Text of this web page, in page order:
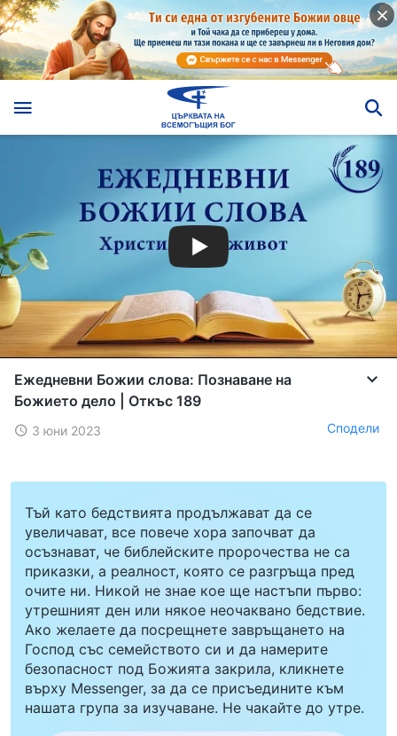
Ежедневни Божии слова: Познаване на
Божието дело | Откъс 189
3 юни 2023 Сподели
Тъй като бедствията продължават да се
увеличават, все повече хора започват да
осъзнават, че библейските пророчества не са
приказки, а реалност, която се разгръща пред
очите ни. Никой не знае кое ще настъпи първо:
утрешният ден или някое неочаквано бедствие.
Ако желаете да посрещнете завръщането на
Господ със семейството си и да намерите
безопасност под Божията закрила, кликнете
върху Messenger, за да се присъедините към
нашата група за изучаване. Не чакайте до утре.